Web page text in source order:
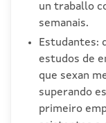
un traballo
semanais.
Estudantes:
estudos de
que sexan
superando
primeiro